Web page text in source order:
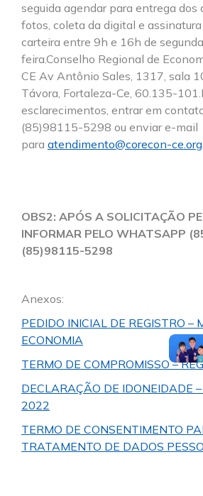
seguida agendar para entrega dos
fotos, coleta da digital e
carteira entre 9h e 16h de
feira.Conselho Regional de
CE Av Antônio Sales, 1317, sala
Távora, Fortaleza-Ce, 60.135-
esclarecimentos, entrar em
(85)98115-5298 ou enviar e-mail
para atendimento@corecon-
OBS2: APÓS A SOLICITAÇÃO
INFORMAR PELO WHATSAPP
(85)98115-5298
Anexos:
PEDIDO INICIAL DE REGISTRO –
ECONOMIA
TERMO DE COMPROMISSO –
DECLARAÇÃO DE IDONEIDADE
2022
TERMO DE CONSENTIMENTO
TRATAMENTO DE DADOS